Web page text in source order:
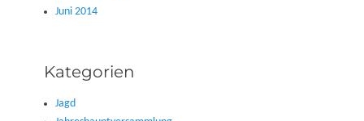
Juni 2014
Kategorien
Jagd